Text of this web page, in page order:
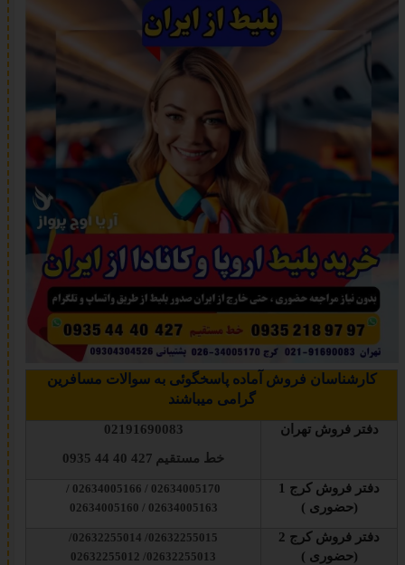
کارشناسان فروش آماده پاسخگوئی به سوالات مسافرین
گرامی میباشند
دفتر فروش تهران
02191690083
خط مستقیم 427 40 44 0935
دفتر فروش کرج 1
(حضوری )
02634005170 / 02634005166 /
02634005163 / 02634005160
دفتر فروش کرج 2
(حضوری )
02632255015/ 02632255014/
02632255013/ 02632255012